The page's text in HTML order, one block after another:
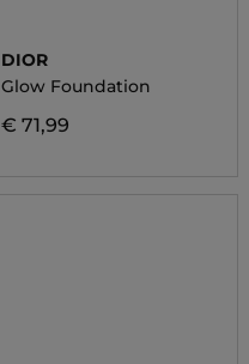
DIOR
Glow Foundation
€ 71,99